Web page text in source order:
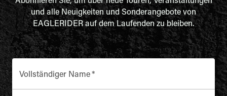
und alle Neuigkeiten und Sonderangebote von
EAGLERIDER auf dem Laufenden zu bleiben.
Vollständiger Name*